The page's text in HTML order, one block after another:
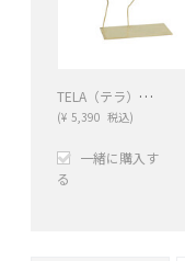
TELA（テラ）アクセサリーホルダー
(¥ 5,390 税込)
一緒に購入す
る